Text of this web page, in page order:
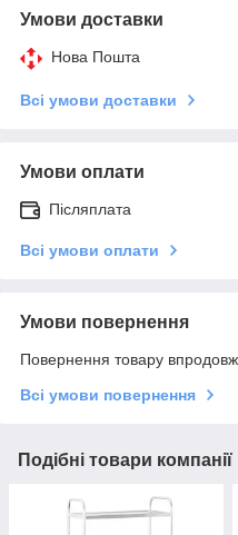
Умови доставки
Нова Пошта
Всі умови доставки
Умови оплати
Післяплата
Всі умови оплати
Умови повернення
Повернення товару
Всі умови повернення
Подібні товари компанії